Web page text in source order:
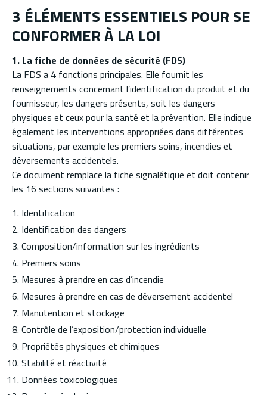
3 ÉLÉMENTS ESSENTIELS POUR SE
CONFORMER À LA LOI
1. La fiche de données de sécurité (FDS)
La FDS a 4 fonctions principales. Elle fournit les
renseignements concernant l’identification du produit et du
fournisseur, les dangers présents, soit les dangers
physiques et ceux pour la santé et la prévention. Elle indique
également les interventions appropriées dans différentes
situations, par exemple les premiers soins, incendies et
déversements accidentels.
Ce document remplace la fiche signalétique et doit contenir
les 16 sections suivantes :
Identification
Identification des dangers
Composition/information sur les ingrédients
Premiers soins
Mesures à prendre en cas d’incendie
Mesures à prendre en cas de déversement accidentel
Manutention et stockage
Contrôle de l’exposition/protection individuelle
Propriétés physiques et chimiques
Stabilité et réactivité
Données toxicologiques